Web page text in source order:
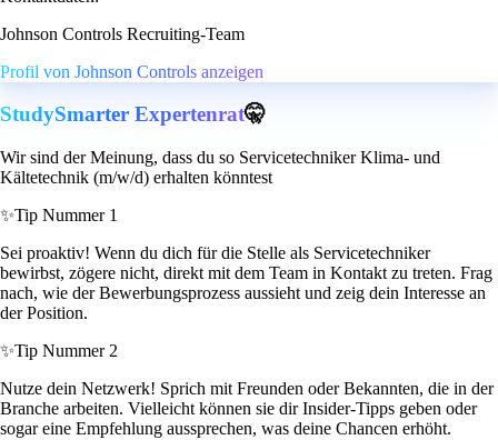
Johnson Controls Recruiting-Team
Profil von Johnson Controls anzeigen
StudySmarter Expertenrat🤫
Wir sind der Meinung, dass du so Servicetechniker Klima- und
Kältetechnik (m/w/d) erhalten könntest
✨Tip Nummer 1
Sei proaktiv! Wenn du dich für die Stelle als Servicetechniker
bewirbst, zögere nicht, direkt mit dem Team in Kontakt zu treten. Frag
nach, wie der Bewerbungsprozess aussieht und zeig dein Interesse an
der Position.
✨Tip Nummer 2
Nutze dein Netzwerk! Sprich mit Freunden oder Bekannten, die in der
Branche arbeiten. Vielleicht können sie dir Insider-Tipps geben oder
sogar eine Empfehlung aussprechen, was deine Chancen erhöht.